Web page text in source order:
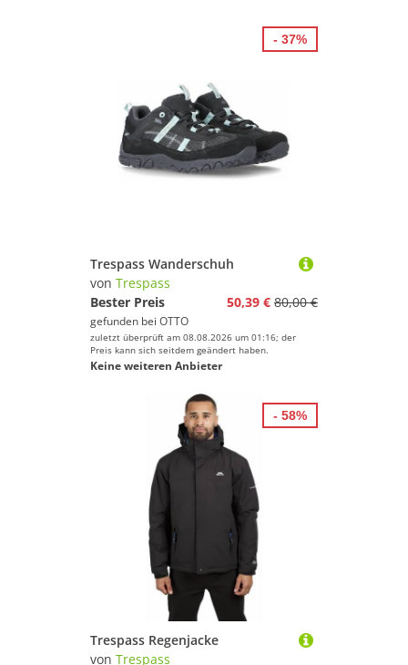
Trespass Wanderschuh
von Trespass
Bester Preis
50,39 € 80,00 €
gefunden bei OTTO
zuletzt überprüft am 08.08.2026 um 01:16; der
Preis kann sich seitdem geändert haben.
Keine weiteren Anbieter
- 37%
Trespass Regenjacke
von Trespass
- 58%